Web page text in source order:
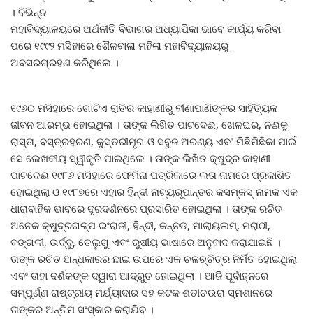
। ବିଭିନ୍ନ
ମହାବିଦ୍ୟାଳୟରେ ଅର୍ଥନୀତି ବିଭାଗର ଅଧ୍ୟାପିକା ଭାବେ କାର୍ଯ୍ୟ କରିବା
ପରେ ୧୯୯୨ ମସିହାରେ ଶୈଳବାଳା ମହିଳା ମହାବିଦ୍ୟାଳୟରୁ
ଅବସରଗ୍ରହଣ କରିଥିଲେ ।
୧୯୬୦ ମସିହାରେ ଗୋଟିଏ ରାତିର କାହାଣୀରୁ ବୀଣାପାଣିଙ୍କର ସାହିତ୍ୟିକ
ଜୀବନ ଆରମ୍ଭ ହୋଇଥିଲା । ତାଙ୍କ ଲିଖିତ ପାଟଦେଈ, ଖେଳଘର, ନଈକୁ
ରାସ୍ତା, ବସ୍ତ୍ରହରଣ, କୁସ୍ତରୀମୃଗ ଓ ସବୁଜ ଅରଣ୍ୟ ଏବଂ ମିଛିମିଛିକା ପାଇଁ
ସେ ଲେଖକୀୟ ସ୍ୱୀକୃତି ପାଇଥିଲେ । ତାଙ୍କ ଲିଖିତ କ୍ଷୁଦ୍ର କାହାଣୀ
ପାଟଦେଈ ୧୯୮୬ ମସିହାରେ ଫେମିନା ପତ୍ରିକାରେ ଲତା ନାମରେ ପ୍ରକାଶିତ
ହୋଇଥିଲା ଓ ୧୯୮୭ରେ ଏହାର ହିନ୍ଦୀ ନାଟ୍ୟରୂପାନ୍ତର କସମ୍‍କସ୍‍ ନାମକ ଏକ
ଧାରାବାହିକ ଭାବରେ ଦୂରଦର୍ଶନରେ ପ୍ରସାରିତ ହୋଇଥିଲା । ତାଙ୍କ ରଚିତ
ଅନେକ କ୍ଷୁଦ୍ରଗଳ୍ପ ଇଂରାଜୀ, ହିନ୍ଦୀ, କନ୍ନଡ, ମାଲାୟଲମ୍‍, ମରାଠୀ,
ବଙ୍ଗଳୀ, ଉର୍ଦ୍ଦୁ, ତେଲୁଗୁ ଏବଂ ରୁଷୀୟ ଭାଷାରେ ଅନୁବାଦ କରାଯାଇଛି ।
ତାଙ୍କ ରଚିତ ଅନ୍ଧକାରର ଛାଇ ଉପରେ ଏକ ଚଳଚ୍ଚିତ୍ର ନିର୍ମିତ ହୋଇଥିଲା
ଏବଂ ତାହା ଦର୍ଶକଙ୍କ ଦ୍ୱାରା ଆଦ୍ରୁତ ହୋଇଥିଲା । ଆଜି ପୂର୍ବାହ୍ନରେ
ସମ୍ପୂର୍ଣ୍ଣ ରାଷ୍ଟ୍ରୀୟ ମର୍ଯ୍ୟାଦାର ସହ କଟକ ଶତୀଚଉରା ସ୍ମଶାନରେ
ତାଙ୍କର ଅନ୍ତିମ ସଂସ୍କାର କରାଯିବ ।